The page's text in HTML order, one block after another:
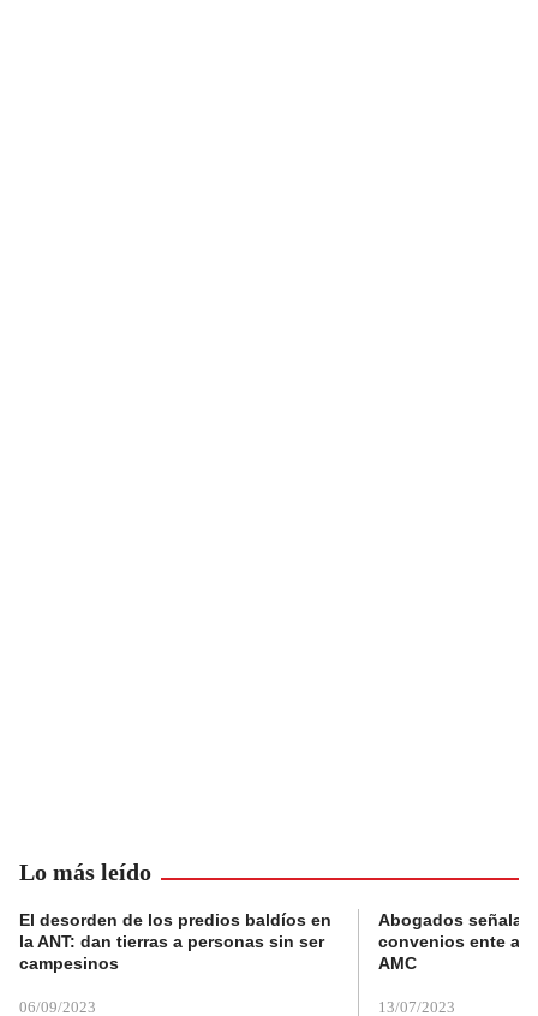
Lo más leído
El desorden de los predios baldíos en
la ANT: dan tierras a personas sin ser
campesinos
06/09/2023
Abogados
convenios ente
AMC
13/07/2023